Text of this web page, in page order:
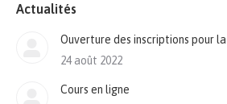
Actualités
Ouverture des inscriptions pour
24 août 2022
Cours en ligne